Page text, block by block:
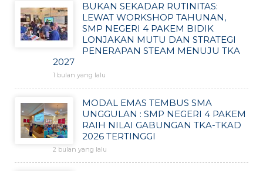
BUKAN SEKADAR RUTINITAS:
LEWAT WORKSHOP TAHUNAN,
SMP NEGERI 4 PAKEM BIDIK
LONJAKAN MUTU DAN STRATEGI
PENERAPAN STEAM MENUJU TKA
2027
1 bulan yang lalu
MODAL EMAS TEMBUS SMA
UNGGULAN : SMP NEGERI 4 PAKEM
RAIH NILAI GABUNGAN TKA-TKAD
2026 TERTINGGI
2 bulan yang lalu